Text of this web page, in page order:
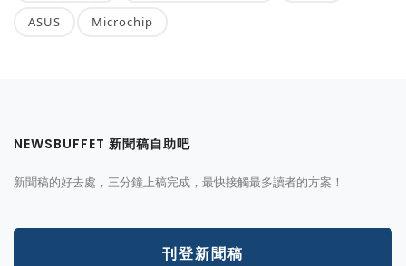
ASUS Microchip
NEWSBUFFET 新聞稿自助吧
新聞稿的好去處，三分鐘上稿完成，最快接觸最多讀者的方案！
刊登新聞稿